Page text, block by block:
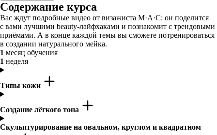
Содержание курса
Вас ждут подробные видео от визажиста M·A·C: он поделится
с вами лучшими beauty-лайфхаками и познакомит с трендовыми
приёмами. А в конце каждой темы вы сможете потренироваться
в создании натурального мейка.
1 месяц обучения
1 неделя
Типы кожи
Создание лёгкого тона
Скульптурирование на овальном, круглом и квадратном